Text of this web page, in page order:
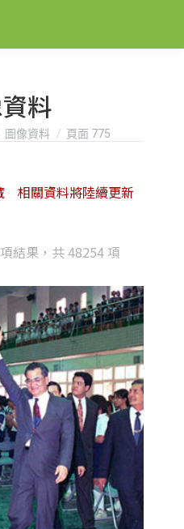
料
圖像資料 頁面 775
結果，共 48254 項
latest
相關資料將陸續更新